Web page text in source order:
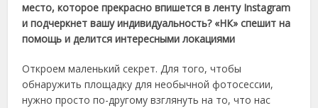
место, которое прекрасно впишется в ленту Instagram
и подчеркнет вашу индивидуальность? «НК» спешит на
помощь и делится интересными локациями
Откроем маленький секрет. Для того, чтобы
обнаружить площадку для необычной фотосессии,
нужно просто по-другому взглянуть на то, что нас